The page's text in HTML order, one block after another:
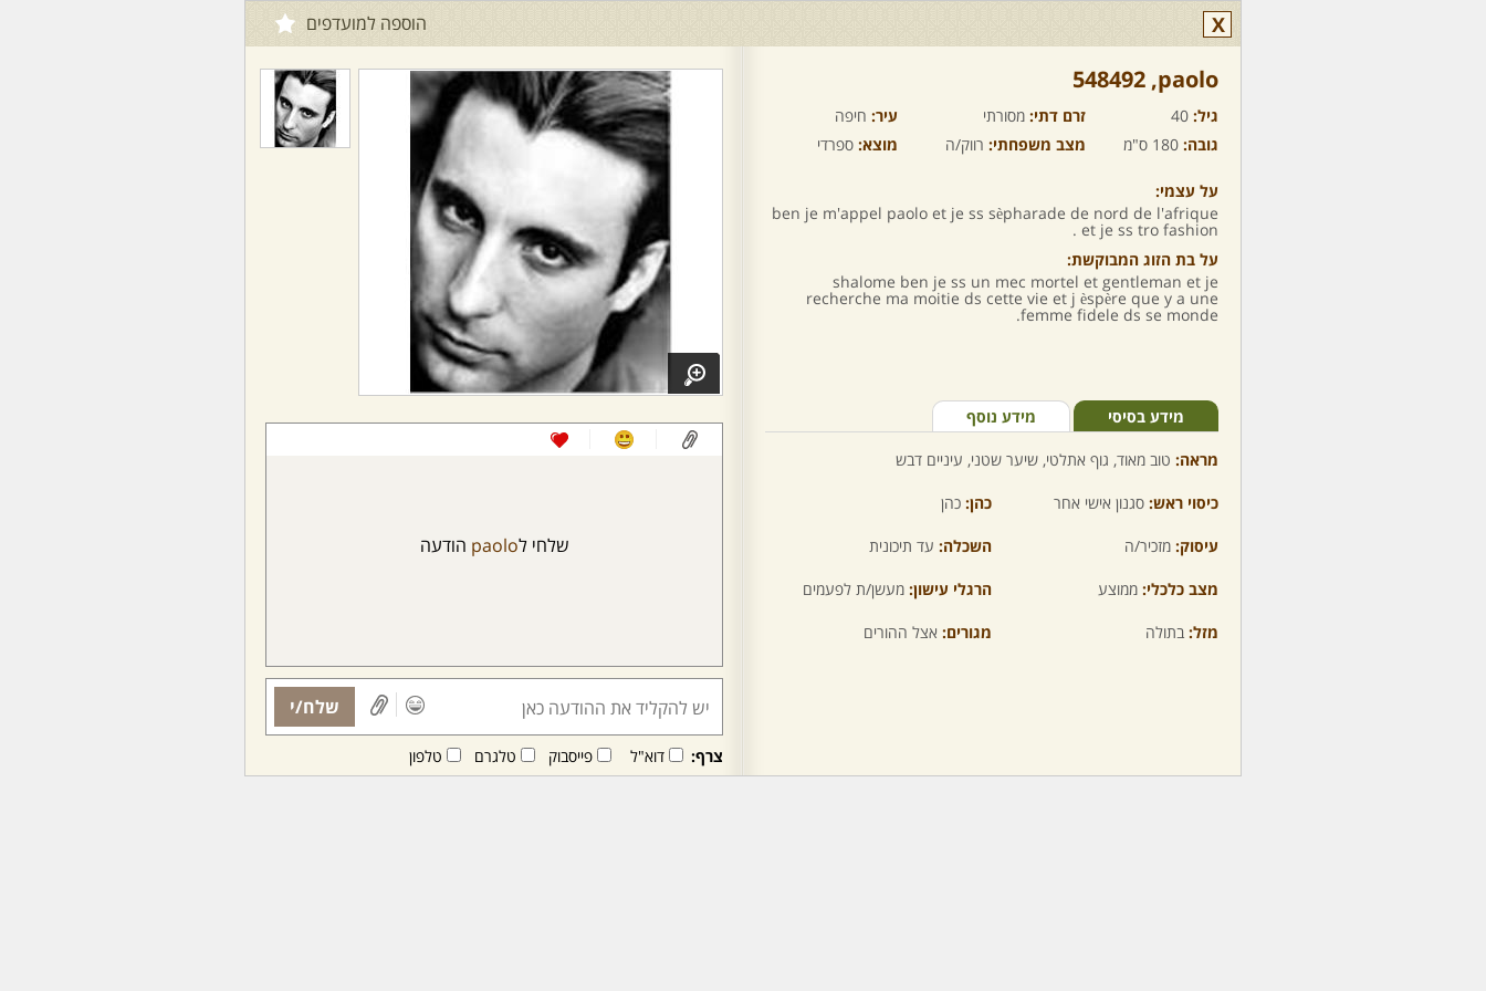
X הוספה למועדפים
paolo,‏ 548492
גיל: 40 זרם דתי: מסורתי עיר: חיפה
גובה: 180 ס"מ מצב משפחתי: רווק/ה מוצא: ספרדי
על עצמי:
ben je m'appel paolo et je ss sèpharade de nord de l'afrique
et je ss tro fashion .
על בת הזוג המבוקשת:
shalome ben je ss un mec mortel et gentleman et je
recherche ma moitie ds cette vie et j èspère que y a une
femme fidele ds se monde.
מידע בסיסי מידע נוסף
מראה: טוב מאוד, גוף אתלטי, שיער שטני, עיניים דבש
כיסוי ראש: סגנון אישי אחר כהן: כהן
עיסוק: מזכיר/ה השכלה: עד תיכונית
מצב כלכלי: ממוצע הרגלי עישון: מעשן/ת לפעמים
מזל: בתולה מגורים: אצל ההורים
שלחי לpaolo הודעה
שלח/י
צרף: דוא"ל פייסבוק טלגרם טלפון